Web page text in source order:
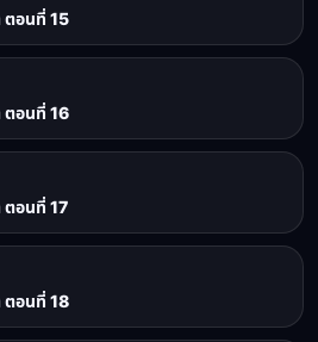
ตอนที่ 15
ตอนที่ 16
ตอนที่ 17
ตอนที่ 18